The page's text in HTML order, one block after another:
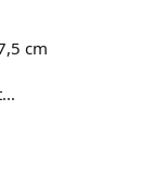
cm